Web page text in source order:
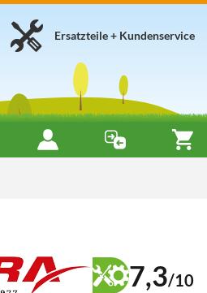
Ersatzteile + Kundenservice
7,3/10